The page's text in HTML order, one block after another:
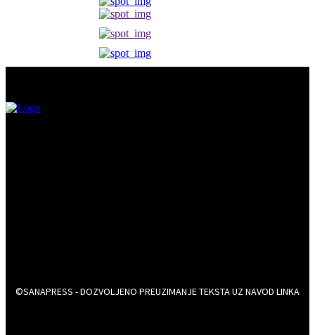
©SANAPRESS - DOZVOLJENO PREUZIMANJE TEKSTA UZ NAVOD LINKA